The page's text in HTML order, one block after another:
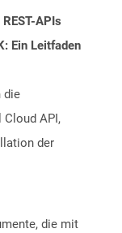
APIs
Ein Leitfaden
die
API,
der
die mit